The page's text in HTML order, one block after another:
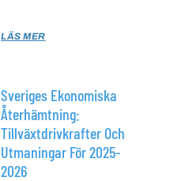
LÄS MER
Sveriges Ekonomiska
Återhämtning:
Tillväxtdrivkrafter Och
Utmaningar För 2025-
2026